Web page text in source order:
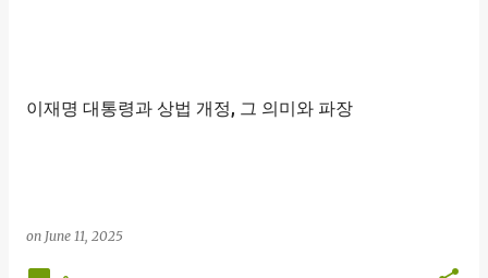
이재명 대통령과 상법 개정, 그 의미와 파장
on June 11, 2025